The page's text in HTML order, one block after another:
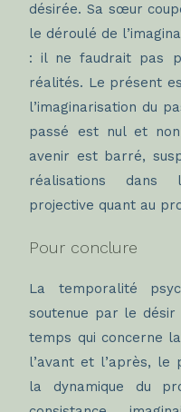
désirée. Sa sœur
le déroulé de
: il ne faudrait pas
réalités. Le présent
l’imaginarisation du
passé est nul et
avenir est barré,
réalisations dans
projective quant au
Pour conclure
La temporalité
soutenue par le désir
temps qui concerne
l’avant et l’après,
la dynamique du